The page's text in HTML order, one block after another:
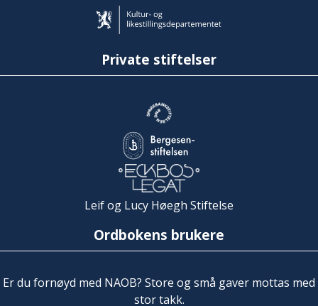
Private stiftelser
Leif og Lucy Høegh Stiftelse
Ordbokens brukere
Er du fornøyd med NAOB? Store og små gaver mottas med
stor takk.